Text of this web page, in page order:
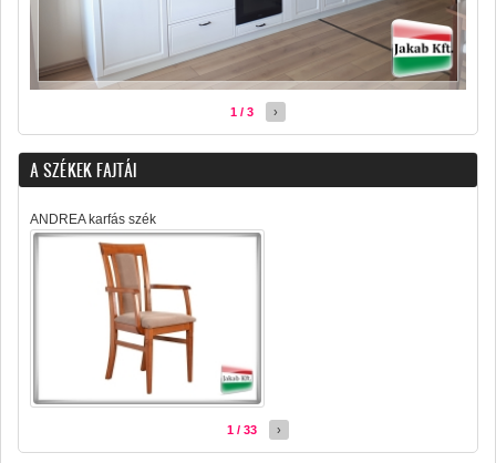
1 / 3 ›
A SZÉKEK FAJTÁI
ANDREA karfás szék
1 / 33 ›